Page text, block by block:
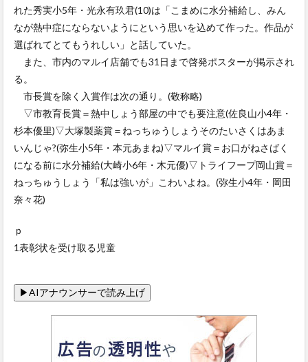
れた秀実小5年・光永有玖君(10)は「こまめに水分補給し、みん
なが熱中症にならないようにという思いを込めて作った。作品が
選ばれてとてもうれしい」と話していた。
また、市内のマルイ店舗でも31日まで啓発ポスターが掲示され
る。
市長賞を除く入賞作は次の通り。(敬称略)
▽市教育長賞＝熱中しょう部屋の中でも要注意(佐良山小4年・
杉本優里)▽大塚製薬賞＝ねっちゅうしょうそのたいさくはあま
いんじゃ?(弥生小5年・本元あまね)▽マルイ賞＝お口がねさばく
になる前に水分補給(大崎小6年・木元優)▽トライフープ岡山賞＝
ねっちゅうしょう「私は強いが」こわいよね。(弥生小4年・岡田
奈々花)
ｐ
1表彰状を受け取る児童